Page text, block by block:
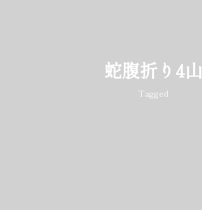
蛇腹折り4山
Tagged